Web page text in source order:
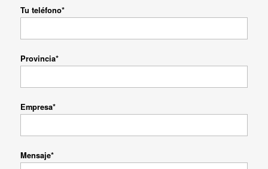
Tu teléfono*
Provincia*
Empresa*
Mensaje*